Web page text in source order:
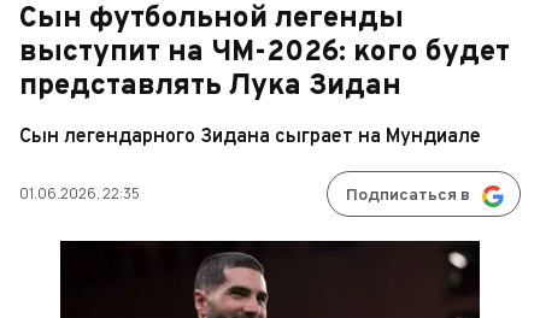
Сын футбольной легенды
выступит на ЧМ-2026: кого будет
представлять Лука Зидан
Сын легендарного Зидана сыграет на Мундиале
01.06.2026, 22:35 Подписаться в